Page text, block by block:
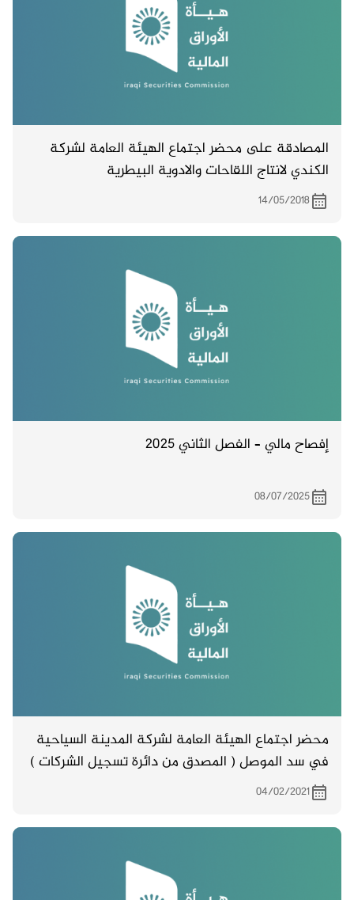
المصادقة على محضر اجتماع الهيئة العامة لشركة
الكندي لانتاج اللقاحات والادوية البيطرية
14/05/2018
إفصاح مالي – الفصل الثاني 2025
08/07/2025
محضر اجتماع الهيئة العامة لشركة المدينة السياحية
في سد الموصل ( المصدق من دائرة تسجيل الشركات )
والمنعقد في 15/11/2020
04/02/2021